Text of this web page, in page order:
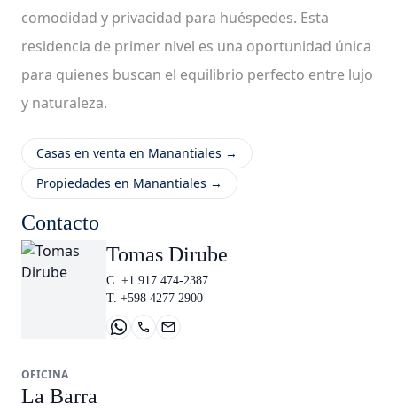
comodidad y privacidad para huéspedes. Esta
residencia de primer nivel es una oportunidad única
para quienes buscan el equilibrio perfecto entre lujo
y naturaleza.
Casas en venta en Manantiales →
Propiedades en Manantiales →
Contacto
Tomas Dirube
C. +1 917 474-2387
T. +598 4277 2900
OFICINA
La Barra